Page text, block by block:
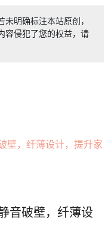
明确标注本站原创，
容侵犯了您的权益，请
音破壁，纤薄设